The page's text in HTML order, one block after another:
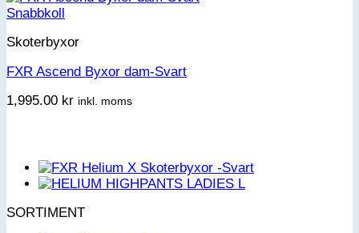
Snabbkoll
Skoterbyxor
FXR Ascend Byxor dam-Svart
1,995.00 kr inkl. moms
SORTIMENT